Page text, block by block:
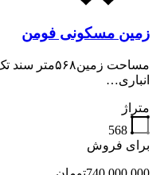
زمین مسکونی فومن
انباری…
متراژ
568
برای فروش